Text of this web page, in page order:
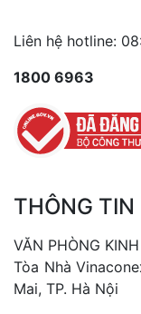
Liên hệ hotline:
1800 6963
THÔNG TIN
VĂN PHÒNG
Tòa Nhà
Mai, TP. Hà Nội